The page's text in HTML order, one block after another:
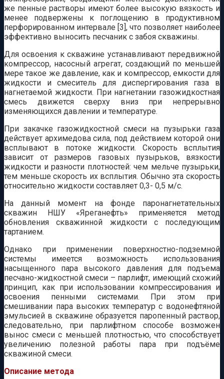
же пенные растворы имеют более высокую вязкость и
менее подвержены к поглощению в продуктивном
перфорированном интервале [3], что позволяет наиболее
эффективно выносить песчаник с забоя скважины.
Для освоения к скважине устанавливают передвижной
компрессор, насосный агрегат, создающий по меньшей
мере такое же давление, как и компрессор, емкости для
жидкости и смеситель для диспергирования газа в
нагнетаемой жидкости. При нагнетании газожидкостная
смесь движется сверху вниз при непрерывно
изменяющихся давлении и температуре.
При закачке газожидкостной смеси на пузырьки газа
действует архимедова сила, под действием которой они
всплывают в потоке жидкости. Скорость всплытия
зависит от размеров газовых пузырьков, вязкости
жидкости и разности плотностей: чем мельче пузырьки,
тем меньше скорость их всплытия. Обычно эта скорость
относительно жидкости составляет 0,3- 0,5 м/с.
На данный момент на фонде паронагнетательных
скважин НШУ «Яреганефть» применяется метод
обновления скважинной жидкости с последующим
тартанием.
Однако при применении поверхностно-подземной
системы имеется возможность использования
насыщенного пара высокого давления для подъема
песчано-жидкостной смеси – парлифт, имеющий схожий
принцип, как при использовании компрессирования и
освоения пенными системами. При этом при
смешивании пара высоких температур с водонефтяной
эмульсией в скважине образуется паропенный раствор,
следовательно, при парлифтном способе возможен
вынос смеси с меньшей плотностью, что способствует
увеличению полезной работы пара при подъёме
скважиной смеси.
Описание метода